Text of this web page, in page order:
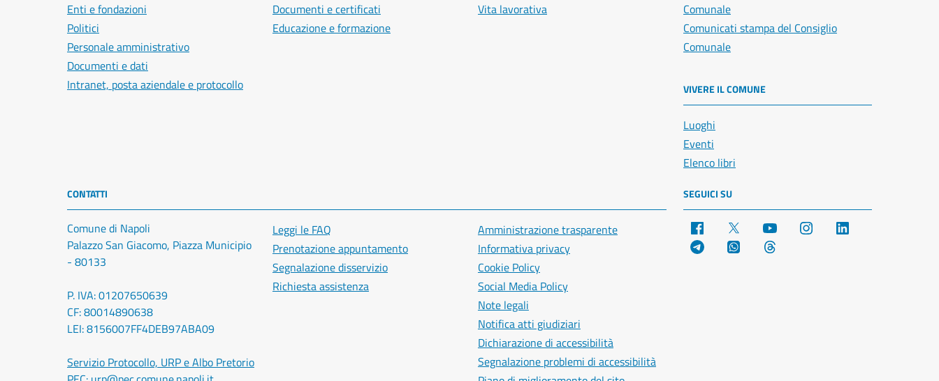
Enti e fondazioni
Politici
Personale amministrativo
Documenti e dati
Intranet, posta aziendale e protocollo
Documenti e certificati
Educazione e formazione
Vita lavorativa
Comunale
Comunicati stampa del Consiglio
Comunale
VIVERE IL COMUNE
Luoghi
Eventi
Elenco libri
CONTATTI
Comune di Napoli
Palazzo San Giacomo, Piazza Municipio
- 80133
P. IVA: 01207650639
CF: 80014890638
LEI: 8156007FF4DEB97ABA09
Servizio Protocollo, URP e Albo Pretorio
Leggi le FAQ
Prenotazione appuntamento
Segnalazione disservizio
Richiesta assistenza
Amministrazione trasparente
Informativa privacy
Cookie Policy
Social Media Policy
Note legali
Notifica atti giudiziari
Dichiarazione di accessibilità
Segnalazione problemi di accessibilità
SEGUICI SU
Facebook YouTube Instagram
Telegram WhatsApp